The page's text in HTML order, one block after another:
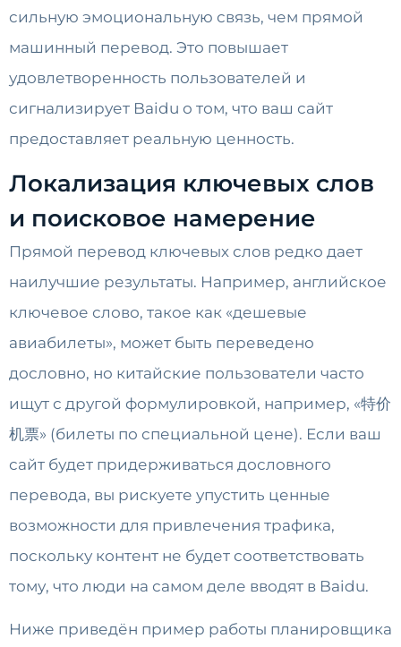
сильную эмоциональную связь, чем прямой
машинный перевод. Это повышает
удовлетворенность пользователей и
сигнализирует Baidu о том, что ваш сайт
предоставляет реальную ценность.
Локализация ключевых слов
и поисковое намерение
Прямой перевод ключевых слов редко дает
наилучшие результаты. Например, английское
ключевое слово, такое как «дешевые
авиабилеты», может быть переведено
дословно, но китайские пользователи часто
ищут с другой формулировкой, например, «特价
机票» (билеты по специальной цене). Если ваш
сайт будет придерживаться дословного
перевода, вы рискуете упустить ценные
возможности для привлечения трафика,
поскольку контент не будет соответствовать
тому, что люди на самом деле вводят в Baidu.
Ниже приведён пример работы планировщика